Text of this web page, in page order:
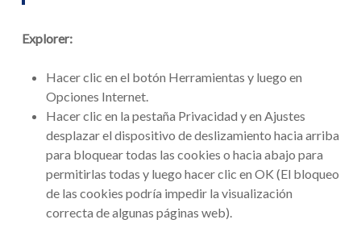
Explorer:
Hacer clic en el botón Herramientas y luego en
Opciones Internet.
Hacer clic en la pestaña Privacidad y en Ajustes
desplazar el dispositivo de deslizamiento hacia arriba
para bloquear todas las cookies o hacia abajo para
permitirlas todas y luego hacer clic en OK (El bloqueo
de las cookies podría impedir la visualización
correcta de algunas páginas web).